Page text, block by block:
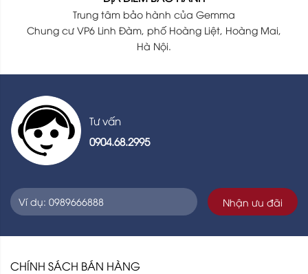
Trung tâm bảo hành của Gemma
Chung cư VP6 Linh Đàm, phố Hoàng Liệt, Hoàng Mai,
Hà Nội.
Tư vấn
0904.68.2995
Nhận ưu đãi
CHÍNH SÁCH BÁN HÀNG